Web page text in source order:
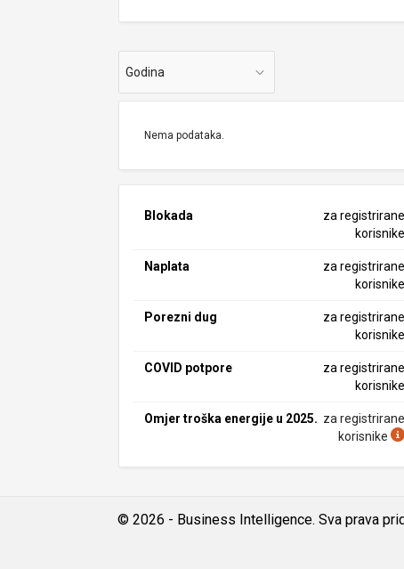
Godina
Nema podataka.
Blokada
za registrirane
korisnike
Naplata
za registrirane
korisnike
Porezni dug
za registrirane
korisnike
COVID potpore
za registrirane
korisnike
Omjer troška energije u 2025. za registrirane
korisnike
© 2026 - Business Intelligence. Sva prava